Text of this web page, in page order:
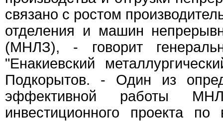
связано с ростом
отделения и машин
(МНЛЗ), - говорит
"Енакиевский
Подкорытов. - Один из
эффективной работы
инвестиционного проекта